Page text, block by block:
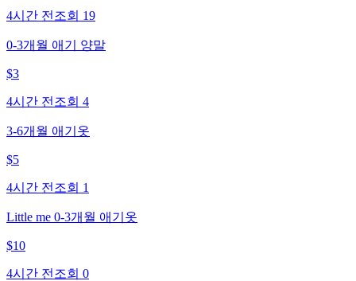
4시간 전 조회 19
0-3개월 애기 양말
$3
4시간 전 조회 4
3-6개월 애기옷
$5
4시간 전 조회 1
Little me 0-3개월 애기옷
$10
4시간 전 조회 0